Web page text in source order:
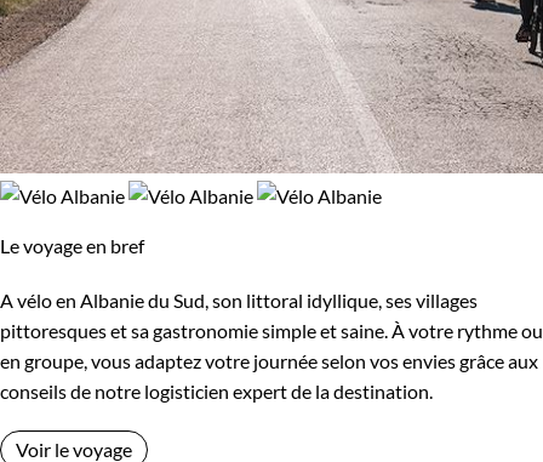
Le voyage en bref
A vélo en Albanie du Sud, son littoral idyllique, ses villages
pittoresques et sa gastronomie simple et saine. À votre rythme ou
en groupe, vous adaptez votre journée selon vos envies grâce aux
conseils de notre logisticien expert de la destination.
Voir le voyage